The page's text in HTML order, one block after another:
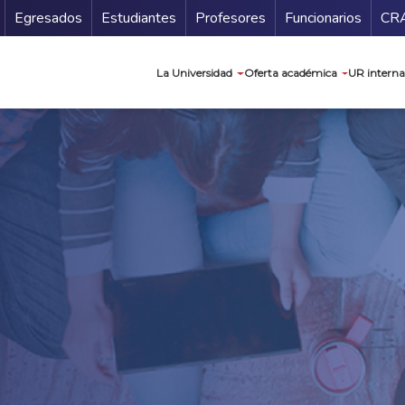
Secundario
Egresados Estudiantes Profesores Funcionarios
La Universidad Oferta académica UR